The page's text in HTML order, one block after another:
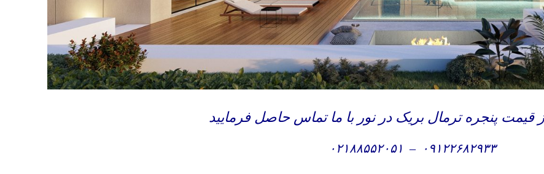
قیمت پنجره ترمال بریک در نور با ما تماس حاصل فرمایید
۰۹۱۲۲۶۸۲۹۳۳ – ۰۲۱۸۸۵۵۲۰۵۱